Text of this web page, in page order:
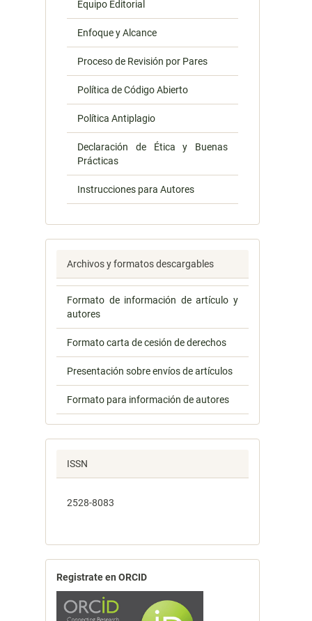
Equipo Editorial
Enfoque y Alcance
Proceso de Revisión por Pares
Política de Código Abierto
Política Antiplagio
Declaración de Ética y Buenas
Prácticas
Instrucciones para Autores
Archivos y formatos descargables
Formato de información de artículo y
autores
Formato carta de cesión de derechos
Presentación sobre envíos de artículos
Formato para información de autores
ISSN
2528-8083
Registrate en ORCID